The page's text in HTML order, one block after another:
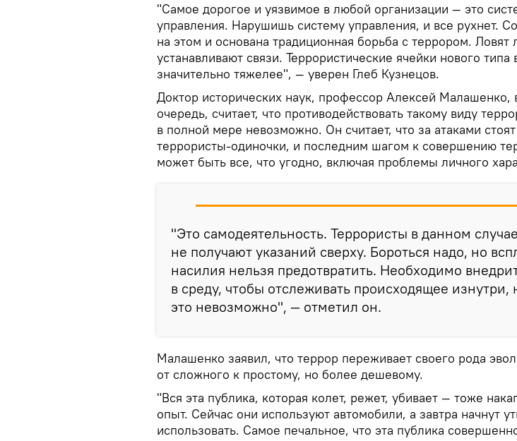
"Самое дорогое и уязвимое в любой организации — это
управления. Нарушишь систему управления, и все рухнет.
на этом и основана традиционная борьба с террором. Ловят
устанавливают связи. Террористические ячейки нового типа
значительно тяжелее", — уверен Глеб Кузнецов.
Доктор исторических наук, профессор Алексей Малашенко,
очередь, считает, что противодействовать такому виду
в полной мере невозможно. Он считает, что за атаками стоят
террористы-одиночки, и последним шагом к совершению
может быть все, что угодно, включая проблемы личного
"Это самодеятельность. Террористы в данном случае
не получают указаний сверху. Бороться надо, но
насилия нельзя предотвратить. Необходимо
в среду, чтобы отслеживать происходящее изнутри,
это невозможно", — отметил он.
Малашенко заявил, что террор переживает своего рода
от сложного к простому, но более дешевому.
"Вся эта публика, которая колет, режет, убивает — тоже
опыт. Сейчас они используют автомобили, а завтра начнут
использовать. Самое печальное, что эта публика